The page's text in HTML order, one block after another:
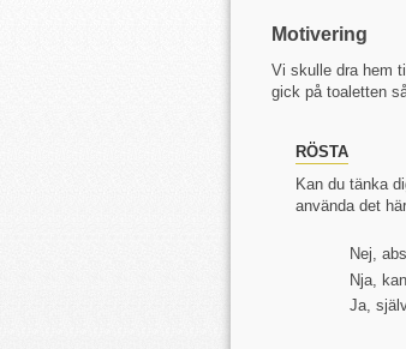
Motivering
Vi skulle dra hem
gick på toaletten
RÖSTA
Kan du tänka
använda det
Nej,
Nja,
Ja,